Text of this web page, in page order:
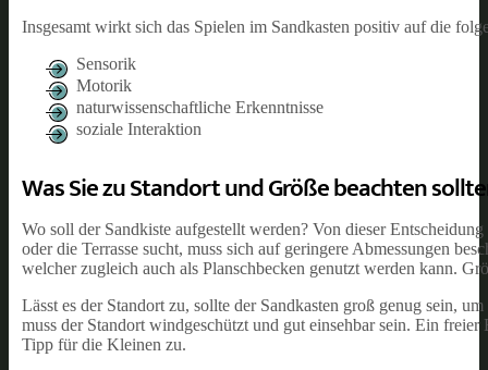
Insgesamt wirkt sich das Spielen im Sandkasten positiv auf die
Sensorik
Motorik
naturwissenschaftliche Erkenntnisse
soziale Interaktion
Was Sie zu Standort und Größe beachten
Wo soll der Sandkiste aufgestellt werden? Von dieser
oder die Terrasse sucht, muss sich auf geringere Abmessungen
welcher zugleich auch als Planschbecken genutzt werden kann.
Lässt es der Standort zu, sollte der Sandkasten groß genug sein,
muss der Standort windgeschützt und gut einsehbar sein. Ein
Tipp für die Kleinen zu.